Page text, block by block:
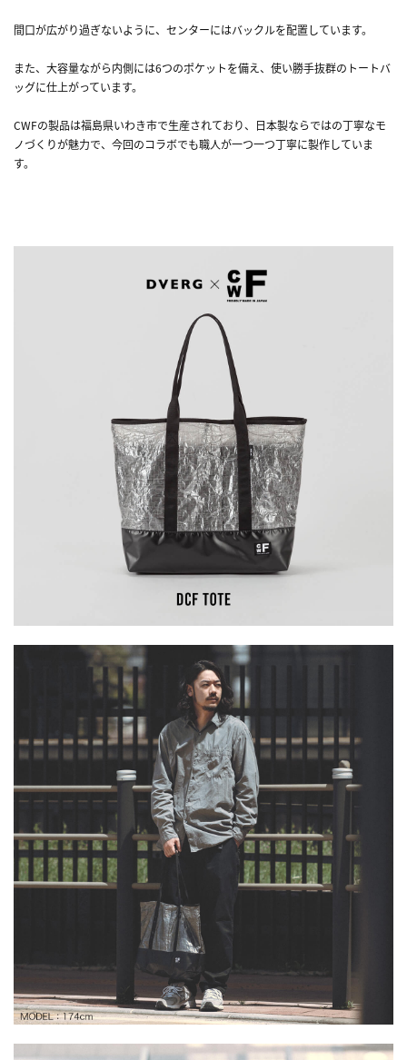
間口が広がり過ぎないように、センターにはバックルを配置しています。
また、大容量ながら内側には6つのポケットを備え、使い勝手抜群のトートバ
ッグに仕上がっています。
CWFの製品は福島県いわき市で生産されており、日本製ならではの丁寧なモ
ノづくりが魅力で、今回のコラボでも職人が一つ一つ丁寧に製作していま
す。